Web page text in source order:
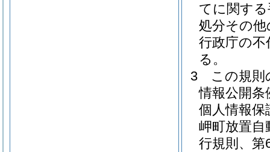
てに関す
処分その
行政庁の
る。
3
この規則
情報公開条
個人情報保
岬町放置
行規則、第